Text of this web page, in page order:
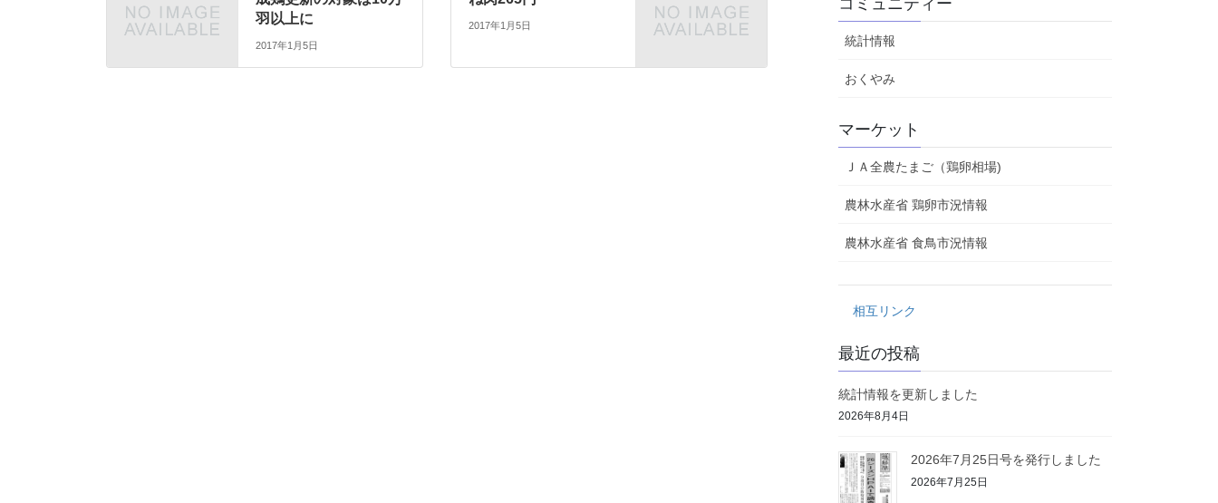
羽以上に
2017年1月5日
2017年1月5日
統計情報
おくやみ
マーケット
ＪＡ全農たまご（鶏卵相場)
農林水産省 鶏卵市況情報
農林水産省 食鳥市況情報
相互リンク
最近の投稿
統計情報を更新しました
2026年8月4日
2026年7月25日号を発行しました
2026年7月25日